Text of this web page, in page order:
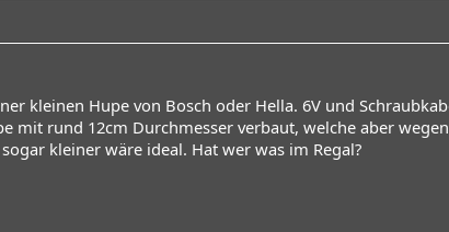
kleinen Hupe von Bosch oder Hella. 6V und
mit rund 12cm Durchmesser verbaut, welche aber
kleiner wäre ideal. Hat wer was im Regal?